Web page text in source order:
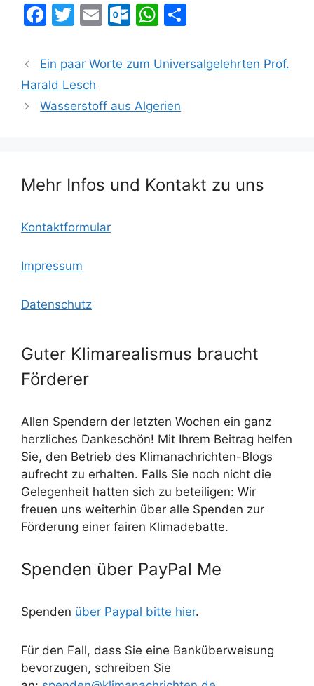
F
c
e
b
k
T
itt
er
E
ai
O
lo
k.
m
W
at
A
le
Ein paar Worte zum Universalgelehrten Prof.
Harald Lesch
Wasserstoff aus Algerien
Mehr Infos und Kontakt zu uns
Kontaktformular
Impressum
Datenschutz
Guter Klimarealismus braucht
Förderer
Allen Spendern der letzten Wochen ein ganz
herzliches Dankeschön! Mit Ihrem Beitrag helfen
Sie, den Betrieb des Klimanachrichten-Blogs
aufrecht zu erhalten. Falls Sie noch nicht die
Gelegenheit hatten sich zu beteiligen: Wir
freuen uns weiterhin über alle Spenden zur
Förderung einer fairen Klimadebatte.
Spenden über PayPal Me
Spenden über Paypal bitte hier.
Für den Fall, dass Sie eine Banküberweisung
bevorzugen, schreiben Sie